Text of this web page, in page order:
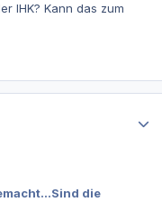
IHK? Kann das zum
die